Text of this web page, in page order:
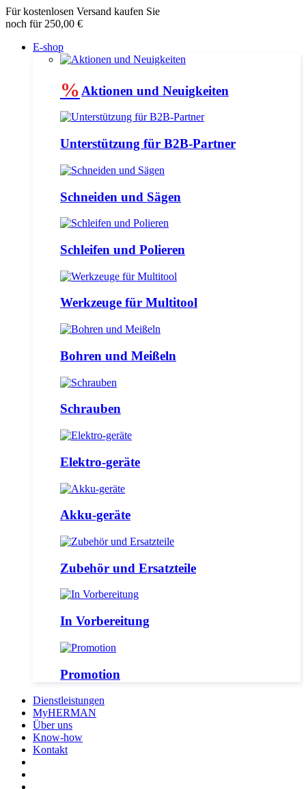
Für kostenlosen Versand kaufen Sie
noch für 250,00 €
E-shop
% Aktionen und Neuigkeiten
Unterstützung für B2B-Partner
Schneiden und Sägen
Schleifen und Polieren
Werkzeuge für Multitool
Bohren und Meißeln
Schrauben
Elektro-geräte
Akku-geräte
Zubehör und Ersatzteile
In Vorbereitung
Promotion
Dienstleistungen
MyHERMAN
Über uns
Know-how
Kontakt